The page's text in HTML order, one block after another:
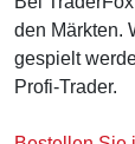
den Märkten.
gespielt
Profi-Trader.